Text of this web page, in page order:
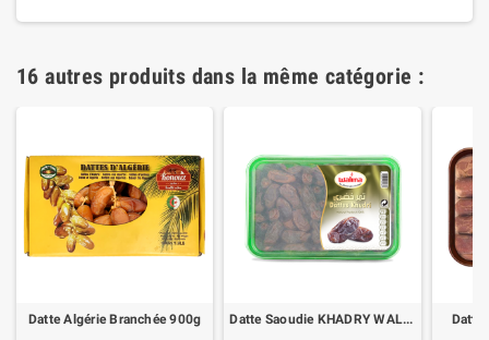
16 autres produits dans la même catégorie :
Datte Algérie Branchée 900g Datte Saoudie KHADRY WALIMA 400g Datte